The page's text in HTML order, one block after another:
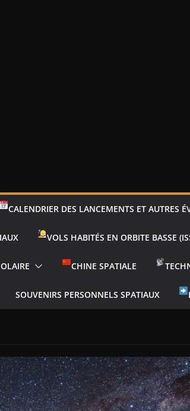
CALENDRIER DES LANCEMENTS ET AUTRES
VOLS HABITÉS EN ORBITE BASSE
CHINE SPATIALE
SOUVENIRS PERSONNELS SPATIAUX